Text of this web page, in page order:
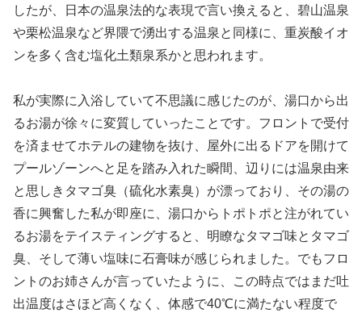
したが、日本の温泉法的な表現で言い換えると、碧山温泉
や栗松温泉など界隈で湧出する温泉と同様に、重炭酸イオ
ンを多く含む塩化土類泉系かと思われます。
私が実際に入浴していて不思議に感じたのが、湯口から出
るお湯が徐々に変質していったことです。フロントで受付
を済ませてホテルの建物を抜け、屋外に出るドアを開けて
プールゾーンへと足を踏み入れた瞬間、辺りには温泉由来
と思しきタマゴ臭（硫化水素臭）が漂っており、その湯の
香に興奮した私が即座に、湯口からトポトポと注がれてい
るお湯をテイスティングすると、明瞭なタマゴ味とタマゴ
臭、そして薄い塩味に石膏味が感じられました。でもフロ
ントのお姉さんが言っていたように、この時点ではまだ吐
出温度はさほど高くなく、体感で40℃に満たない程度で